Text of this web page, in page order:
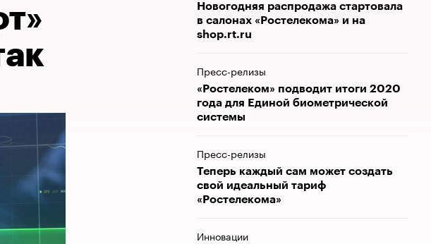
Новогодняя распродажа стартовала
в салонах «Ростелекома» и на
shop.rt.ru
Пресс-релизы
«Ростелеком» подводит итоги 2020
года для Единой биометрической
системы
Пресс-релизы
Теперь каждый сам может создать
свой идеальный тариф
«Ростелекома»
Инновации